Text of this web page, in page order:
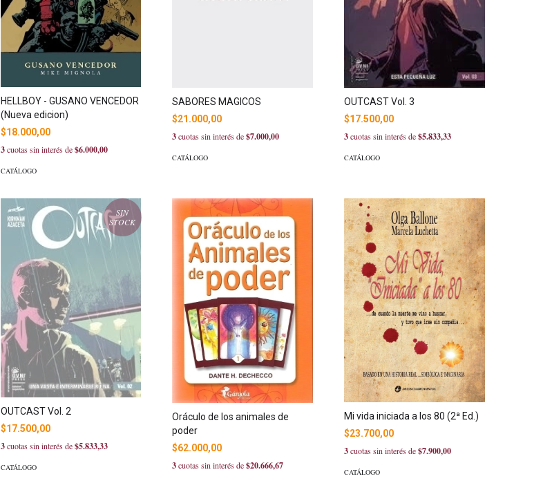
HELLBOY - GUSANO VENCEDOR
(Nueva edicion)
$18.000,00
3cuotas sin interés de$6.000,00
CATÁLOGO
SABORES MAGICOS
$21.000,00
3cuotas sin interés de$7.000,00
CATÁLOGO
OUTCAST Vol. 3
$17.500,00
3cuotas sin interés de$5.833,33
CATÁLOGO
SIN
STOCK
OUTCAST Vol. 2
$17.500,00
3cuotas sin interés de$5.833,33
CATÁLOGO
Oráculo de los animales de
poder
$62.000,00
3cuotas sin interés de$20.666,67
Mi vida iniciada a los 80 (2ª Ed.)
$23.700,00
3cuotas sin interés de$7.900,00
CATÁLOGO